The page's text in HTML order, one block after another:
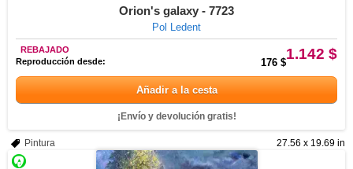
Orion's galaxy - 7723
Pol Ledent
1.142 $
REBAJADO
Reproducción desde:
176 $
Añadir a la cesta
¡Envío y devolución gratis!
27.56 x 19.69 in
Pintura